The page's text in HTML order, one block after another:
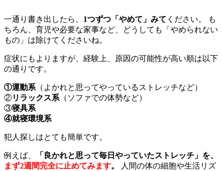
一通り書き出したら、 1つずつ「やめて」みて ください。 も
ちろん、育児や必要な家事など、どうしても「やめられない
もの」は除けてくださいね。
症状にもよりますが、経験上、原因の可能性が高い順は以下
の通りです。
①運動系 （よかれと思ってやっているストレッチなど）
②リラックス系 （ソファでの体勢など）
③寝具系
④就寝環境系
犯人探しはとても簡単です。
例えば、
「良かれと思って毎日やっていたストレッチ」を、
まず2週間完全に止めてみます。
人間の体の細胞や生活リズ